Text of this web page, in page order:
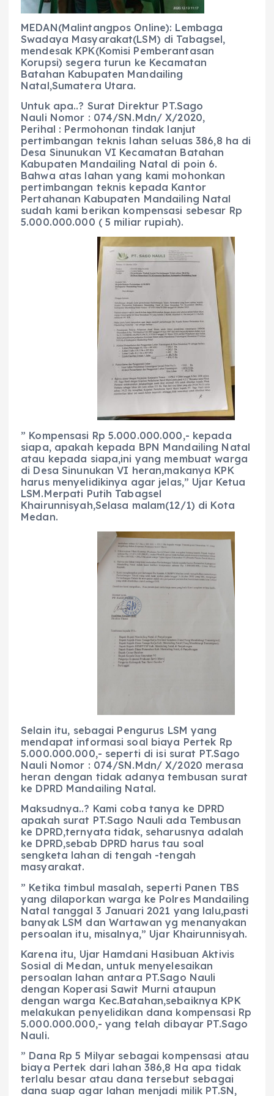
MEDAN(Malintangpos Online): Lembaga
Swadaya Masyarakat(LSM) di Tabagsel,
mendesak KPK(Komisi Pemberantasan
Korupsi) segera turun ke Kecamatan
Batahan Kabupaten Mandailing
Natal,Sumatera Utara.
Untuk apa..? Surat Direktur PT.Sago
Nauli Nomor : 074/SN.Mdn/ X/2020,
Perihal : Permohonan tindak lanjut
pertimbangan teknis lahan seluas 386,8 ha di
Desa Sinunukan VI Kecamatan Batahan
Kabupaten Mandailing Natal di poin 6.
Bahwa atas lahan yang kami mohonkan
pertimbangan teknis kepada Kantor
Pertahanan Kabupaten Mandailing Natal
sudah kami berikan kompensasi sebesar Rp
5.000.000.000 ( 5 miliar rupiah).
” Kompensasi Rp 5.000.000.000,- kepada
siapa, apakah kepada BPN Mandailing Natal
atau kepada siapa,ini yang membuat warga
di Desa Sinunukan VI heran,makanya KPK
harus menyelidikinya agar jelas,” Ujar Ketua
LSM.Merpati Putih Tabagsel
Khairunnisyah,Selasa malam(12/1) di Kota
Medan.
Selain itu, sebagai Pengurus LSM yang
mendapat informasi soal biaya Pertek Rp
5.000.000.000,- seperti di isi surat PT.Sago
Nauli Nomor : 074/SN.Mdn/ X/2020 merasa
heran dengan tidak adanya tembusan surat
ke DPRD Mandailing Natal.
Maksudnya..? Kami coba tanya ke DPRD
apakah surat PT.Sago Nauli ada Tembusan
ke DPRD,ternyata tidak, seharusnya adalah
ke DPRD,sebab DPRD harus tau soal
sengketa lahan di tengah -tengah
masyarakat.
” Ketika timbul masalah, seperti Panen TBS
yang dilaporkan warga ke Polres Mandailing
Natal tanggal 3 Januari 2021 yang lalu,pasti
banyak LSM dan Wartawan yg menanyakan
persoalan itu, misalnya,” Ujar Khairunnisyah.
Karena itu, Ujar Hamdani Hasibuan Aktivis
Sosial di Medan, untuk menyelesaikan
persoalan lahan antara PT.Sago Nauli
dengan Koperasi Sawit Murni ataupun
dengan warga Kec.Batahan,sebaiknya KPK
melakukan penyelidikan dana kompensasi Rp
5.000.000.000,- yang telah dibayar PT.Sago
Nauli.
” Dana Rp 5 Milyar sebagai kompensasi atau
biaya Pertek dari lahan 386,8 Ha apa tidak
terlalu besar atau dana tersebut sebagai
dana suap agar lahan menjadi milik PT.SN,